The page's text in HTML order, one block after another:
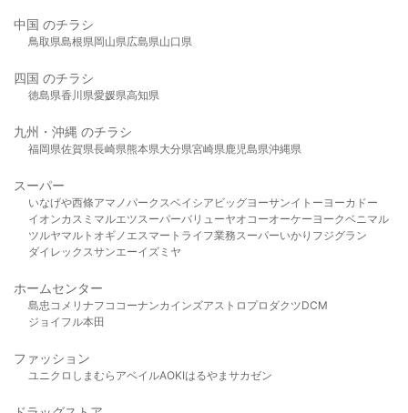
中国 のチラシ
鳥取県島根県岡山県広島県山口県
四国 のチラシ
徳島県香川県愛媛県高知県
九州・沖縄 のチラシ
福岡県佐賀県長崎県熊本県大分県宮崎県鹿児島県沖縄県
スーパー
いなげや西條アマノパークスベイシア ビッグヨーサンイトーヨーカドー
イオンカスミ マルエツスーパーバリューヤオコーオーケー ヨークベニマル
ツルヤマルト オギノ エスマート ライフ業務スーパーいかり フジグラン
ダイレックスサンエーイズミヤ
ホームセンター
島忠 コメリ ナフコ コーナンカインズアストロプロダクツDCM
ジョイフル本田
ファッション
ユニクロ しまむら アベイルAOKIはるやま サカゼン